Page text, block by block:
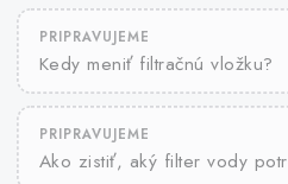
PRIPRAVUJEME
Kedy meniť filtračnú vložku?
PRIPRAVUJEME
Ako zistiť, aký filter vody